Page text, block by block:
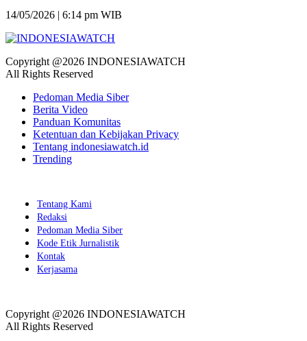
14/05/2026 | 6:14 pm WIB
Copyright @2026 INDONESIAWATCH
All Rights Reserved
Pedoman Media Siber
Berita Video
Panduan Komunitas
Ketentuan dan Kebijakan Privacy
Tentang indonesiawatch.id
Trending
Tentang Kami
Redaksi
Pedoman Media Siber
Kode Etik Jurnalistik
Kontak
Kerjasama
Copyright @2026 INDONESIAWATCH
All Rights Reserved